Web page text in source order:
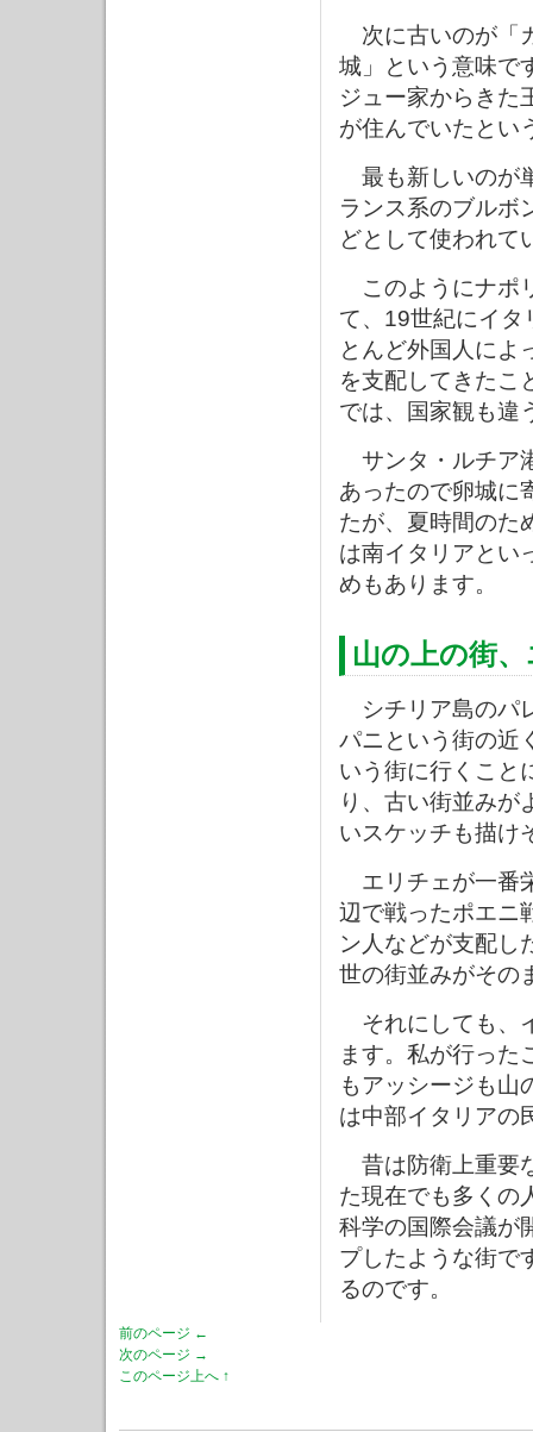
次に古いのが「
城」という意味で
ジュー家からきた
が住んでいたとい
最も新しいのが
ランス系のブルボ
どとして使われて
このようにナポ
て、19世紀にイタ
とんど外国人によ
を支配してきたこ
では、国家観も違
サンタ・ルチア
あったので卵城に
たが、夏時間のた
は南イタリアとい
めもあります。
山の上の街
シチリア島のパ
パニという街の近
いう街に行くこと
り、古い街並みが
いスケッチも描け
エリチェが一番
辺で戦ったポエニ
ン人などが支配し
世の街並みがその
それにしても、
ます。私が行った
もアッシージも山
は中部イタリアの
昔は防衛上重要
た現在でも多くの
科学の国際会議が
プしたような街で
るのです。
前のページ ←
次のページ →
このページ上へ ↑